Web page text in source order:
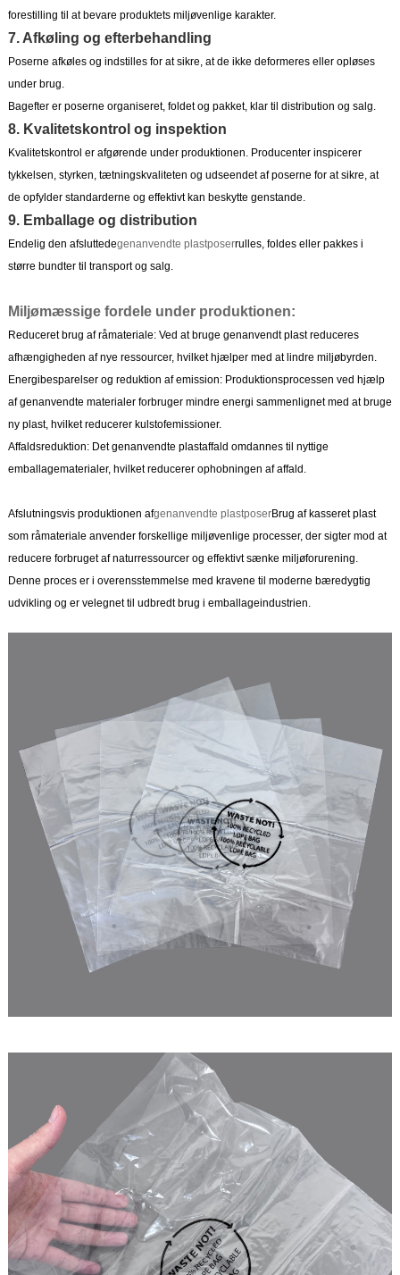
forestilling til at bevare produktets miljøvenlige karakter.
7. Afkøling og efterbehandling
Poserne afkøles og indstilles for at sikre, at de ikke deformeres eller opløses
under brug.
Bagefter er poserne organiseret, foldet og pakket, klar til distribution og salg.
8. Kvalitetskontrol og inspektion
Kvalitetskontrol er afgørende under produktionen. Producenter inspicerer
tykkelsen, styrken, tætningskvaliteten og udseendet af poserne for at sikre, at
de opfylder standarderne og effektivt kan beskytte genstande.
9. Emballage og distribution
Endelig den afsluttedegenanvendte plastposerrulles, foldes eller pakkes i
større bundter til transport og salg.
Miljømæssige fordele under produktionen:
Reduceret brug af råmateriale: Ved at bruge genanvendt plast reduceres
afhængigheden af ​​nye ressourcer, hvilket hjælper med at lindre miljøbyrden.
Energibesparelser og reduktion af emission: Produktionsprocessen ved hjælp
af genanvendte materialer forbruger mindre energi sammenlignet med at bruge
ny plast, hvilket reducerer kulstofemissioner.
Affaldsreduktion: Det genanvendte plastaffald omdannes til nyttige
emballagematerialer, hvilket reducerer ophobningen af ​​affald.
Afslutningsvis produktionen afgenanvendte plastposerBrug af kasseret plast
som råmateriale anvender forskellige miljøvenlige processer, der sigter mod at
reducere forbruget af naturressourcer og effektivt sænke miljøforurening.
Denne proces er i overensstemmelse med kravene til moderne bæredygtig
udvikling og er velegnet til udbredt brug i emballageindustrien.